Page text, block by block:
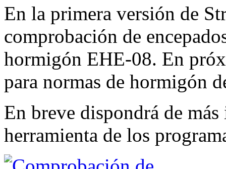
En la primera versión de
comprobación de
hormigón EHE-08. En
para normas de hormigón
En breve dispondrá de
herramienta de los